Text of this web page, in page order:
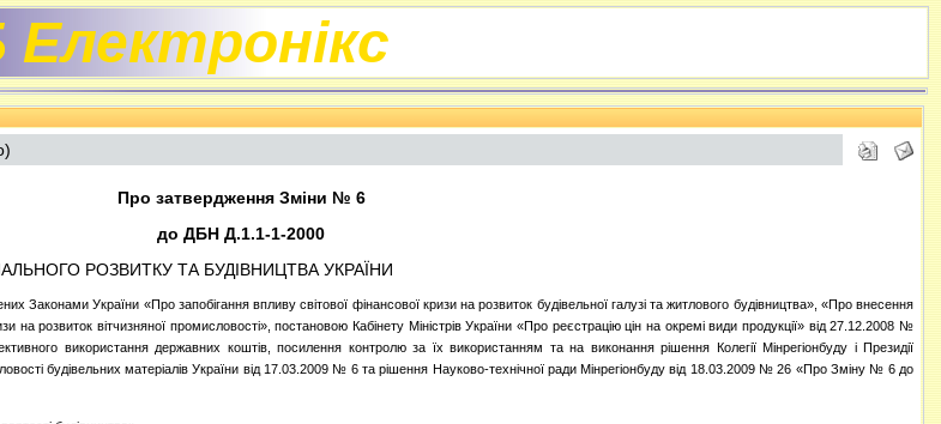
Про затвердження Зміни № 6
до ДБН Д.1.1-1-2000
РОЗВИТКУ ТА БУДІВНИЦТВА УКРАЇНИ
Законами України «Про запобігання впливу світової фінансової кризи на розвиток будівельної галузі та житлового будівництва», «Про внесення
на розвиток вітчизняної промисловості», постановою Кабінету Міністрів України «Про реєстрацію цін на окремі види продукції» від 27.12.2008 №
використання державних коштів, посилення контролю за їх використанням та на виконання рішення Колегії Мінрегіонбуду і Президії
будівельних матеріалів України від 17.03.2009 № 6 та рішення Науково-технічної ради Мінрегіонбуду від 18.03.2009 № 26 «Про Зміну № 6 до